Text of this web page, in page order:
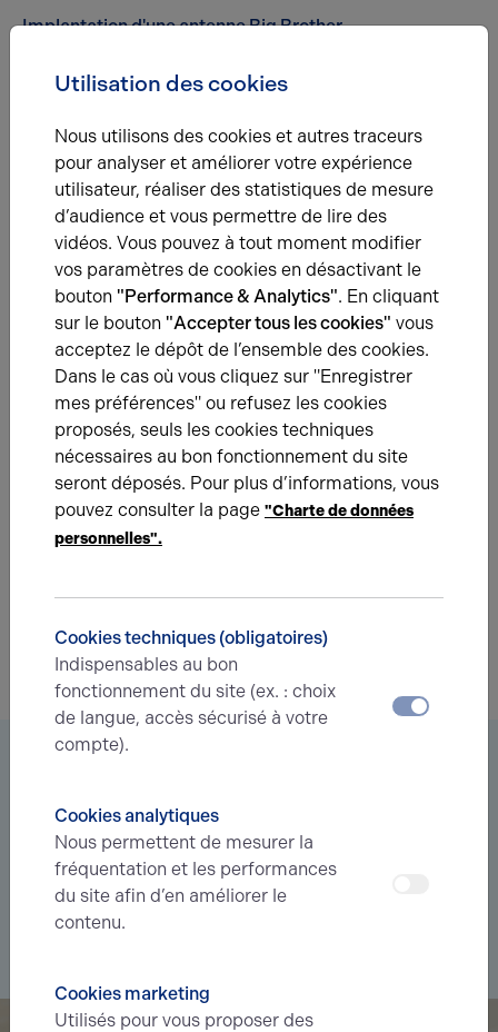
Implantation d'une antenne Big Brother
Une question ?
Prenez contact avec nos experts pour vous
accompagner dans votre projet d’immobilier
d’entreprise.
Je prends contact
De la même catégorie
01.12.2023 EXPÉRIENCES CLIENTS
Barrault s'implante à Beauvais
01.12.2023 EXPÉRIENCES CLIENTS
Screwfix à Beauvais
Vous êtes à la recherche d’un bien
Déléguez votre projet à nos experts et soyez prévenus des
nouvelles offres enavant-premièrecorrespondant à votre
recherche.
Utilisation des cookies
Nous utilisons des cookies et autres traceurs
pour analyser et améliorer votre expérience
utilisateur, réaliser des statistiques de mesure
d’audience et vous permettre de lire des
vidéos. Vous pouvez à tout moment modifier
vos paramètres de cookies en désactivant le
bouton "Performance & Analytics". En cliquant
sur le bouton "Accepter tous les cookies" vous
acceptez le dépôt de l’ensemble des cookies.
Dans le cas où vous cliquez sur "Enregistrer
mes préférences" ou refusez les cookies
proposés, seuls les cookies techniques
nécessaires au bon fonctionnement du site
seront déposés. Pour plus d’informations, vous
pouvez consulter la page "Charte de données
personnelles".
Cookies techniques (obligatoires)
Indispensables au bon
fonctionnement du site (ex. : choix
de langue, accès sécurisé à votre
compte).
Cookies analytiques
Nous permettent de mesurer la
fréquentation et les performances
du site afin d’en améliorer le
contenu.
Cookies marketing
Utilisés pour vous proposer des